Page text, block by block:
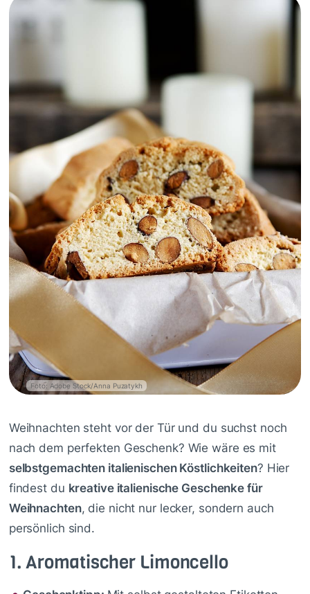
Foto: Adobe Stock/Anna Puzatykh
Weihnachten steht vor der Tür und du suchst noch
nach dem perfekten Geschenk? Wie wäre es mit
selbstgemachten italienischen Köstlichkeiten? Hier
findest du kreative italienische Geschenke für
Weihnachten, die nicht nur lecker, sondern auch
persönlich sind.
1. Aromatischer Limoncello